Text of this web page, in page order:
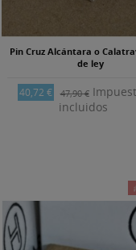
Pin Cruz Alcántara o
de ley
40,72 € 47,90 €
incluidos